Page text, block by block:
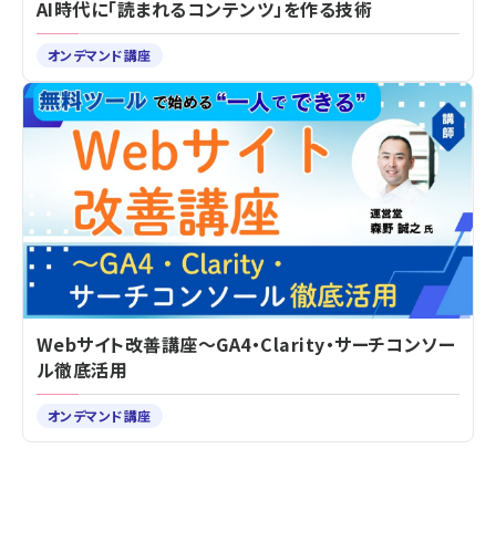
AI時代に「読まれるコンテンツ」を作る技術
オンデマンド講座
Webサイト改善講座～GA4・Clarity・サーチコンソー
ル徹底活用
オンデマンド講座